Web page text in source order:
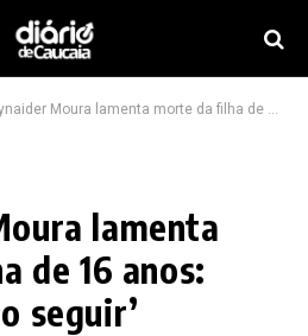
Moura lamenta morte da filha de 16 anos: ‘Não sei como seguir’
lamenta
de 16 anos:
seguir’